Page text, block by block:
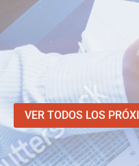
VER TODOS LOS